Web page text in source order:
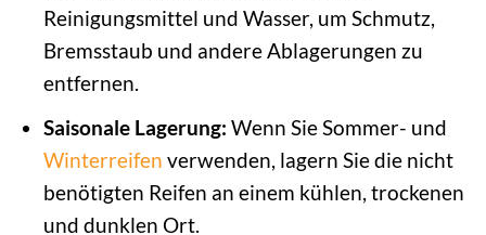
Reinigungsmittel und Wasser, um Schmutz,
Bremsstaub und andere Ablagerungen zu
entfernen.
Saisonale Lagerung: Wenn Sie Sommer- und
Winterreifen verwenden, lagern Sie die nicht
benötigten Reifen an einem kühlen, trockenen
und dunklen Ort.